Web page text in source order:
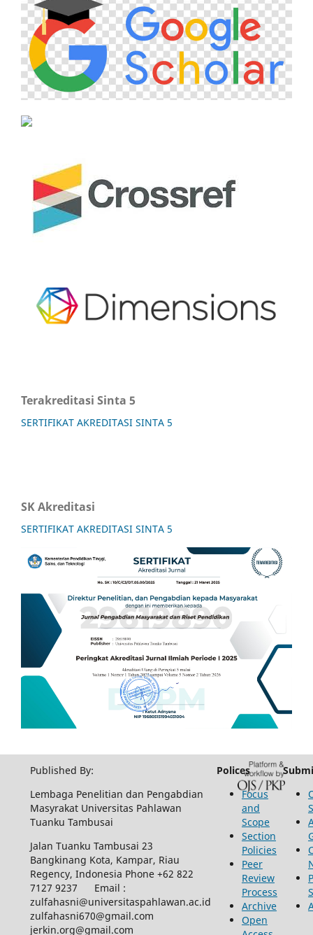
Terakreditasi Sinta 5
SERTIFIKAT AKREDITASI SINTA 5
SK Akreditasi
SERTIFIKAT AKREDITASI SINTA 5
Published By:
Lembaga Penelitian dan Pengabdian
Masyrakat Universitas Pahlawan
Tuanku Tambusai
Jalan Tuanku Tambusai 23
Bangkinang Kota, Kampar, Riau
Regency, Indonesia Phone +62 822
7127 9237 Email :
zulfahasni@universitaspahlawan.ac.id
zulfahasni670@gmail.com
jerkin.org@gmail.com
Polices
Focus
and
Scope
Section
Policies
Peer
Review
Process
Archive
Open